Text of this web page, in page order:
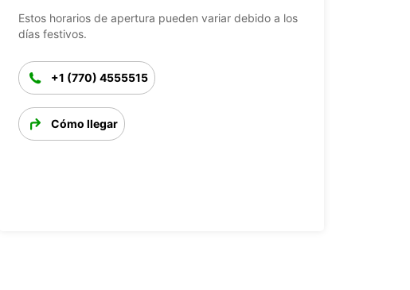
Estos horarios de apertura pueden variar debido a los
días festivos.
+1 (770) 4555515
Cómo llegar